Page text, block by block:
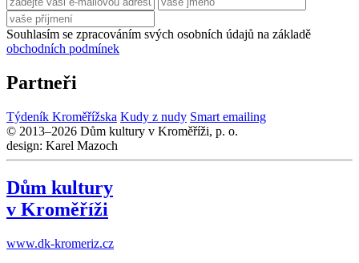
Souhlasím se zpracováním svých osobních údajů na základě
obchodních podmínek
Partneři
Týdeník Kroměřížska Kudy z nudy Smart emailing
© 2013–2026 Dům kultury v Kroměříži, p. o.
design: Karel Mazoch
Dům kultury
v Kroměříži
www.dk-kromeriz.cz